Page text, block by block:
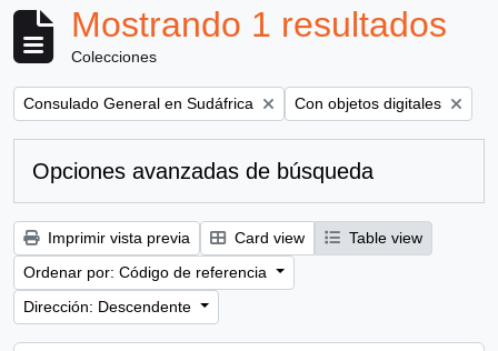
Mostrando 1 resultados
Colecciones
Remove filter:
Consulado General en Sudáfrica Remove filter:
Con objetos digitales
Opciones avanzadas de búsqueda
Imprimir vista previa Card view
Table view
Ordenar por: Código de referencia
Dirección: Descendente